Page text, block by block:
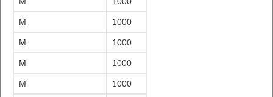
M 1000
M 1000
M 1000
M 1000